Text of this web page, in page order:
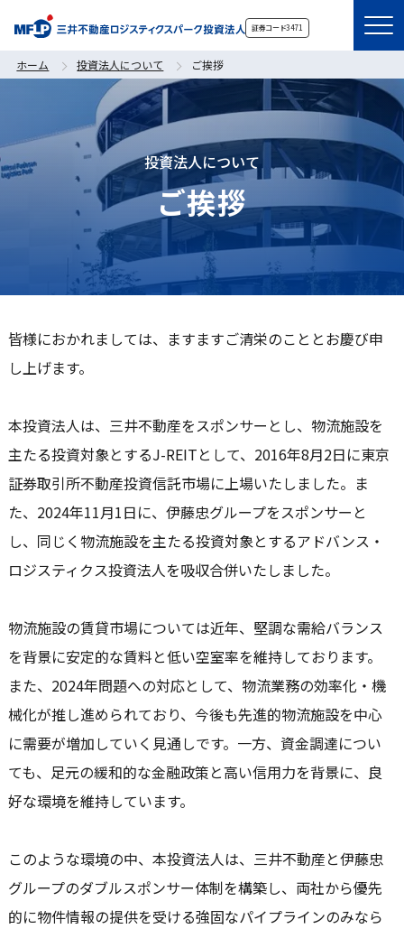
証券コード3471
ホーム 投資法人について ご挨拶
投資法人について
ご挨拶
皆様におかれましては、ますますご清栄のこととお慶び申
し上げます。
本投資法人は、三井不動産をスポンサーとし、物流施設を
主たる投資対象とするJ-REITとして、2016年8月2日に東京
証券取引所不動産投資信託市場に上場いたしました。ま
た、2024年11月1日に、伊藤忠グループをスポンサーと
し、同じく物流施設を主たる投資対象とするアドバンス・
ロジスティクス投資法人を吸収合併いたしました。
物流施設の賃貸市場については近年、堅調な需給バランス
を背景に安定的な賃料と低い空室率を維持しております。
また、2024年問題への対応として、物流業務の効率化・機
械化が推し進められており、今後も先進的物流施設を中心
に需要が増加していく見通しです。一方、資金調達につい
ても、足元の緩和的な金融政策と高い信用力を背景に、良
好な環境を維持しています。
このような環境の中、本投資法人は、三井不動産と伊藤忠
グループのダブルスポンサー体制を構築し、両社から優先
的に物件情報の提供を受ける強固なパイプラインのみなら